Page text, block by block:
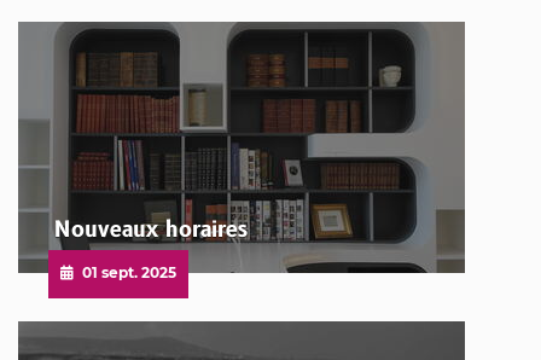
Nouveaux horaires
Publié
le
01 sept. 2025